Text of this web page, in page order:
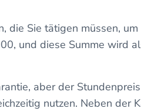
die Sie tätigen müssen,
und diese Summe wird
aber der
nutzen. Neben der